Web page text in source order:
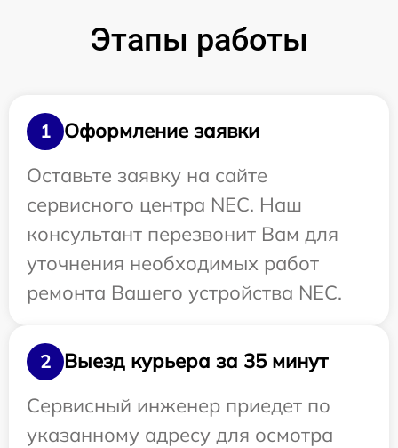
Этапы работы
1
Оформление заявки
Оставьте заявку на сайте
сервисного центра NEC. Наш
консультант перезвонит Вам для
уточнения необходимых работ
ремонта Вашего устройства NEC.
2
Выезд курьера за 35 минут
Сервисный инженер приедет по
указанному адресу для осмотра